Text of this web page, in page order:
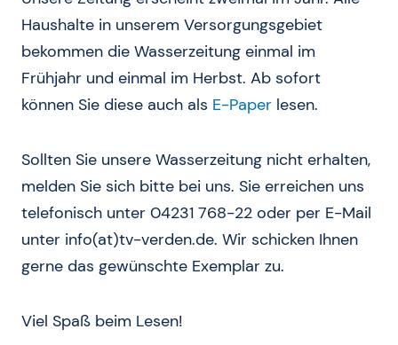
Haushalte in unserem Versorgungsgebiet
bekommen die Wasserzeitung einmal im
Frühjahr und einmal im Herbst. Ab sofort
können Sie diese auch als E-Paper lesen.
Sollten Sie unsere Wasserzeitung nicht erhalten,
melden Sie sich bitte bei uns. Sie erreichen uns
telefonisch unter 04231 768-22 oder per E-Mail
unter info(at)tv-verden.de. Wir schicken Ihnen
gerne das gewünschte Exemplar zu.
Viel Spaß beim Lesen!